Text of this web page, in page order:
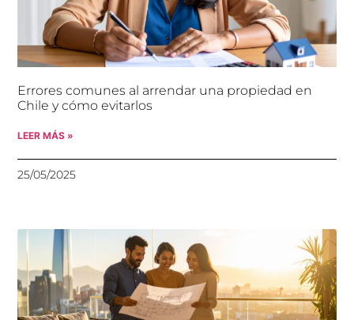
Errores comunes al arrendar una propiedad en
Chile y cómo evitarlos
LEER MÁS »
25/05/2025